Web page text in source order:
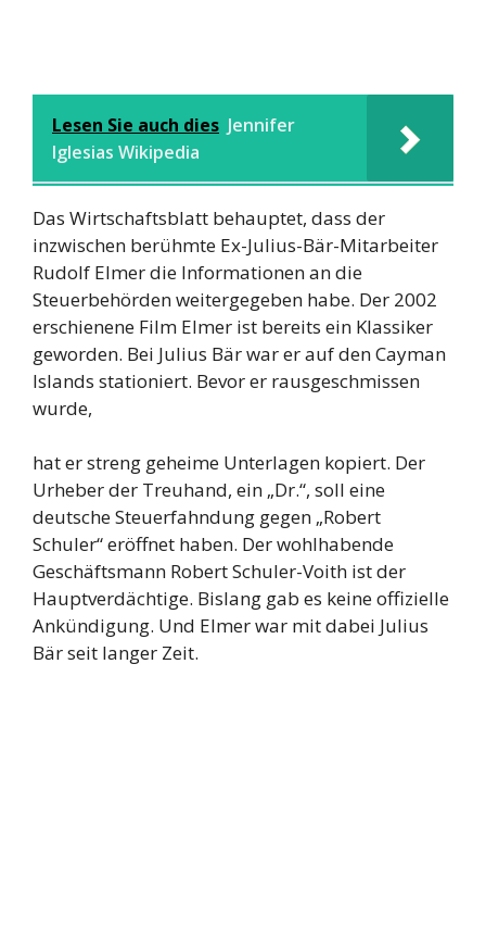
Lesen Sie auch dies Jennifer
Iglesias Wikipedia
Das Wirtschaftsblatt behauptet, dass der
inzwischen berühmte Ex-Julius-Bär-Mitarbeiter
Rudolf Elmer die Informationen an die
Steuerbehörden weitergegeben habe. Der 2002
erschienene Film Elmer ist bereits ein Klassiker
geworden. Bei Julius Bär war er auf den Cayman
Islands stationiert. Bevor er rausgeschmissen
wurde,
hat er streng geheime Unterlagen kopiert. Der
Urheber der Treuhand, ein „Dr.“, soll eine
deutsche Steuerfahndung gegen „Robert
Schuler“ eröffnet haben. Der wohlhabende
Geschäftsmann Robert Schuler-Voith ist der
Hauptverdächtige. Bislang gab es keine offizielle
Ankündigung. Und Elmer war mit dabei Julius
Bär seit langer Zeit.